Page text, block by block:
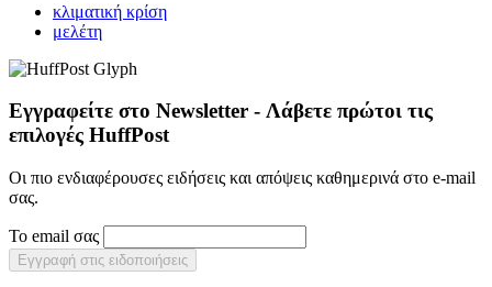
κλιματική κρίση
μελέτη
Εγγραφείτε στο Newsletter - Λάβετε πρώτοι τις
επιλογές HuffPost
Οι πιο ενδιαφέρουσες ειδήσεις και απόψεις καθημερινά στο e-mail
σας.
Το email σας
Εγγραφή στις ειδοποιήσεις